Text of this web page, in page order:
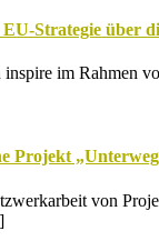
Strategie über
inspire im Rahmen
Projekt
von